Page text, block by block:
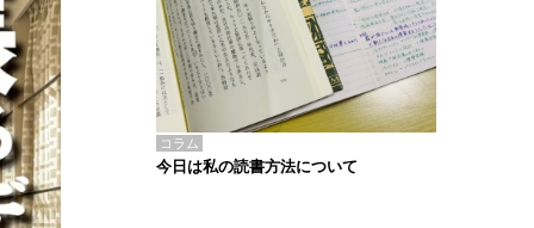
コラム
今日は私の読書方法について